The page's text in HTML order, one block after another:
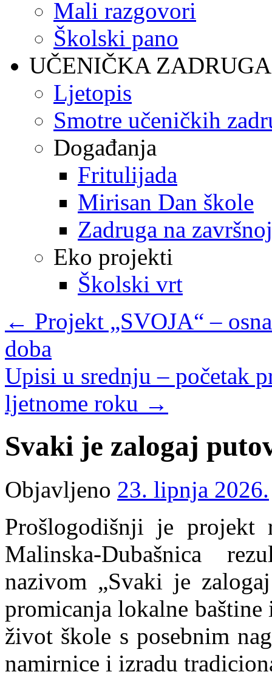
Mali razgovori
Školski pano
UČENIČKA ZADRUGA
Ljetopis
Smotre učeničkih
Događanja
Fritulijada
Mirisan Dan škole
Zadruga na
Eko projekti
Školski vrt
← Projekt „SVOJA“ –
doba
Upisi u srednju – početak
ljetnome roku →
Svaki je zalogaj
Objavljeno 23. lipnja 2026.
Prošlogodišnji je projekt
Malinska-Dubašnica
nazivom „Svaki je
promicanja lokalne
život škole s posebnim
namirnice i izradu